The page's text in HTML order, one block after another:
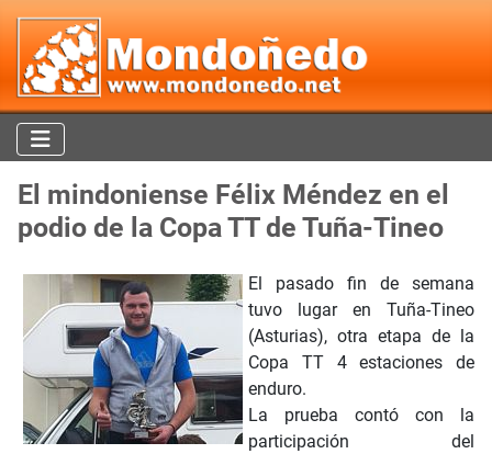
El mindoniense Félix Méndez en el
podio de la Copa TT de Tuña-Tineo
El pasado fin de semana
tuvo lugar en Tuña-Tineo
(Asturias), otra etapa de la
Copa TT 4 estaciones de
enduro.
La prueba contó con la
participación del